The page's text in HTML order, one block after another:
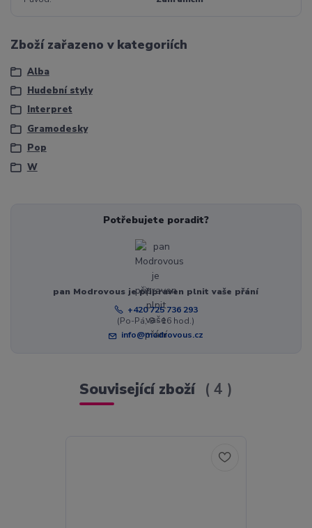
Zboží zařazeno v kategoriích
Alba
Hudební styly
Interpret
Gramodesky
Pop
W
Potřebujete poradit?
pan Modrovous je připraven plnit vaše přání
+420 725 736 293
(Po-Pá, 8 - 16 hod.)
info@modrovous.cz
Související zboží 4